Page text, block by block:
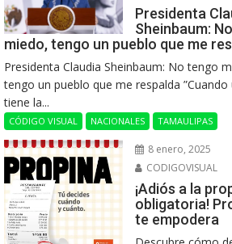
Presidenta
Sheinbaum:
miedo, tengo un pueblo que me
Presidenta Claudia Sheinbaum: No tengo
tengo un pueblo que me respalda ”Cuando
tiene la...
CÓDIGO VISUAL NACIONALES TAMAULIPAS
8 enero, 2025
CODIGOVISUAL
¡Adiós a la
obligatoria!
te empodera